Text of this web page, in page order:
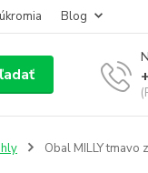
Blog
Obal MILLY tmavo